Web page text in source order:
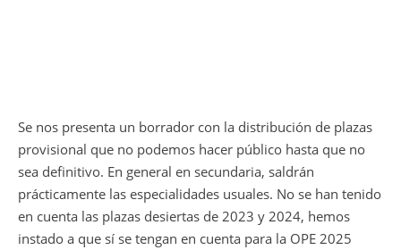
Se nos presenta un borrador con la distribución de plazas
provisional que no podemos hacer público hasta que no
sea definitivo. En general en secundaria, saldrán
prácticamente las especialidades usuales. No se han tenido
en cuenta las plazas desiertas de 2023 y 2024, hemos
instado a que sí se tengan en cuenta para la OPE 2025